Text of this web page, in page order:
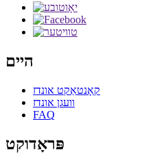
היים
קאָנטאַקט אונדז
וועגן אונדז
FAQ
פּראָדוקט